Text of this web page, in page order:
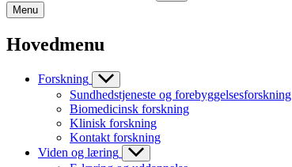
Menu
Hovedmenu
Forskning
Sundhedstjeneste og forebyggelsesforskning
Biomedicinsk forskning
Klinisk forskning
Kontakt forskning
Viden og læring